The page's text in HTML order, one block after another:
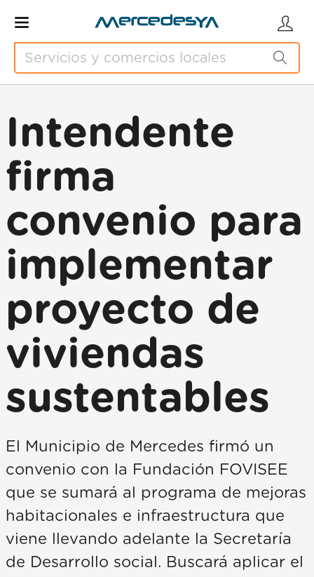
Intendente
firma
convenio para
implementar
proyecto de
viviendas
sustentables
El Municipio de Mercedes firmó un
convenio con la Fundación FOVISEE
que se sumará al programa de mejoras
habitacionales e infraestructura que
viene llevando adelante la Secretaría
de Desarrollo social. Buscará aplicar el